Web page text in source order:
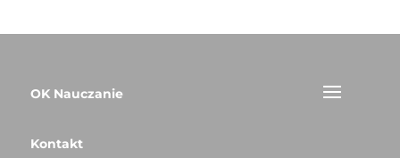
OK Nauczanie
Kontakt